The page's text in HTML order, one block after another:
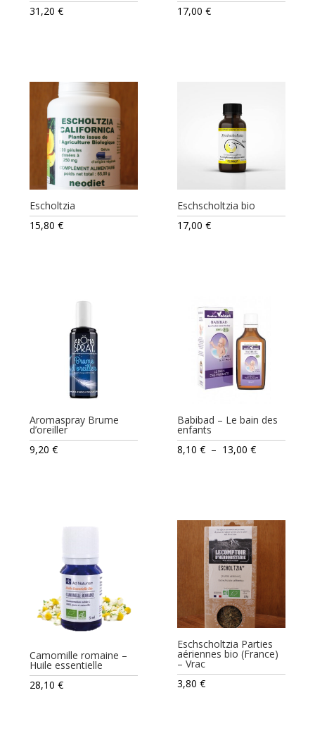
31,20€
17,00€
Escholtzia
15,80€
Eschscholtzia bio
17,00€
Aromaspray Brume
d’oreiller
9,20€
Babibad – Le bain des
enfants
8,10€ – 13,00€Plage
à
13,00 €
Camomille romaine –
Huile essentielle
28,10€
Eschscholtzia Parties
aériennes bio (France)
– Vrac
3,80€